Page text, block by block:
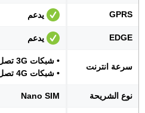
GPRS يدعم
EDGE يدعم
سرعة انترنت
• شبكات 3G تصل حتى 21 ميجابت
• شبكات 4G تصل حتى 150 ميجابت
نوع الشريحة Nano SIM